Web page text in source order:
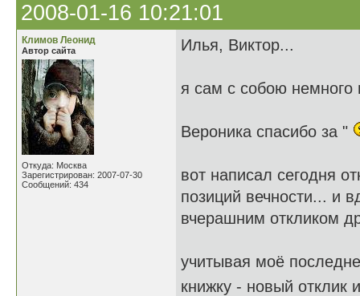
2008-01-16 10:21:01
Климов Леонид
Автор сайта
Откуда: Москва
Зарегистрирован: 2007-07-30
Сообщений: 434
Илья, Виктор...
я сам с собою немного
Вероника спасибо за "
вот написал сегодня
позиций вечности... и
вчерашним откликом
учитывая моё
книжку - новый отклик